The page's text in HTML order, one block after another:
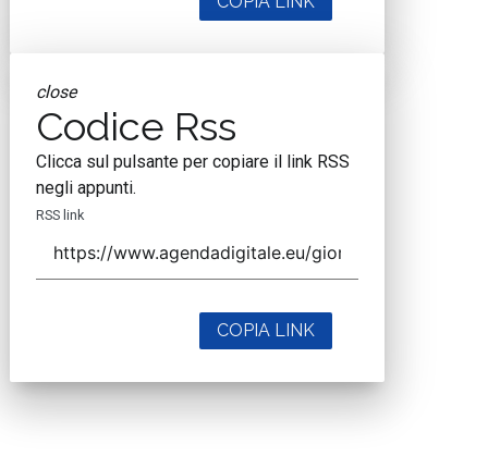
close
Codice Rss
Clicca sul pulsante per copiare il link RSS
negli appunti.
RSS link
COPIA LINK